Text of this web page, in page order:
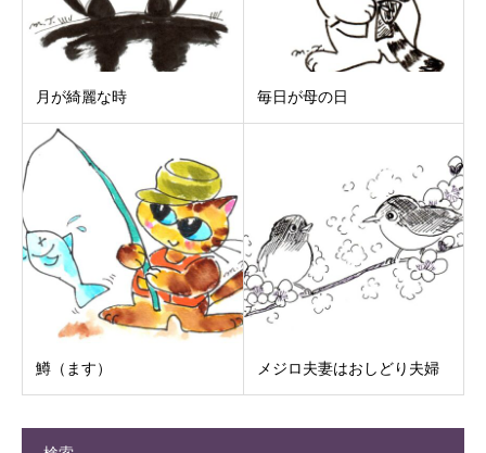
月が綺麗な時 毎日が母の日
鱒（ます） メジロ夫妻はおしどり夫婦